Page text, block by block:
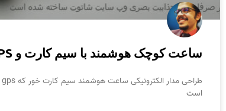
ساعت کوچک هوشمند با سیم کارت و GPS
است